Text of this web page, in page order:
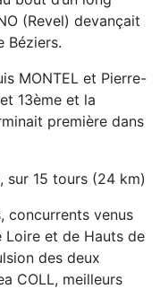
(Revel) devançait
Béziers.
MONTEL et Pierre-
13ème et la
première dans
sur 15 tours (24 km)
concurrents venus
Loire et de Hauts de
des deux
COLL, meilleurs